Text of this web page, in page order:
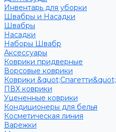
Инвентарь для уборки
Швабры и Насадки
Швабры
Насадки
Наборы Швабр
Аксессуары
Коврики придверные
Ворсовые коврики
Коврики &quot;Спагетти&quot;
ПВХ коврики
Уцененные коврики
Кондиционеры для белья
Косметическая линия
Варежки